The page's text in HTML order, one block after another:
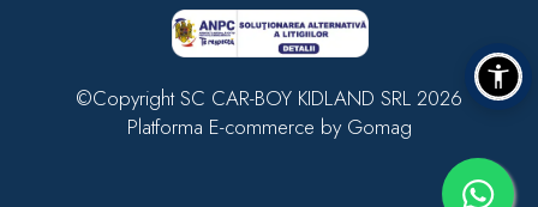
©Copyright SC CAR-BOY KIDLAND SRL 2026
Platforma E-commerce by Gomag